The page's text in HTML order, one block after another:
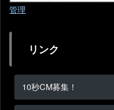
管理
リンク
10秒CM募集！